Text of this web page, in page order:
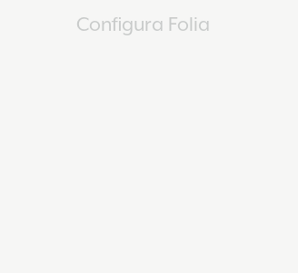
Configura Folia